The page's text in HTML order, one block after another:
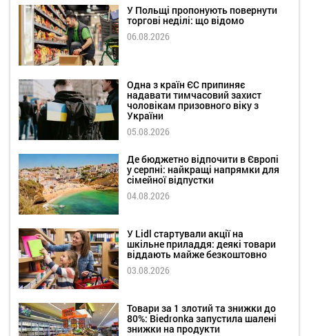
У Польщі пропонують повернути
торгові неділі: що відомо
06.08.2026
Одна з країн ЄС припиняє
надавати тимчасовий захист
чоловікам призовного віку з
України
05.08.2026
Де бюджетно відпочити в Європі
у серпні: найкращі напрямки для
сімейної відпустки
04.08.2026
У Lidl стартували акції на
шкільне приладдя: деякі товари
віддають майже безкоштовно
03.08.2026
Товари за 1 злотий та знижки до
80%: Biedronka запустила шалені
знижки на продукти